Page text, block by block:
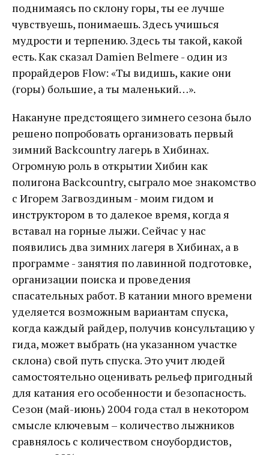
поднимаясь по склону горы, ты ее лучше
чувствуешь, понимаешь. Здесь учишься
мудрости и терпению. Здесь ты такой, какой
есть. Как сказал Damien Belmere - один из
прорайдеров Flow: «Ты видишь, какие они
(горы) большие, а ты маленький…».
Накануне предстоящего зимнего сезона было
решено попробовать организовать первый
зимний Backcountry лагерь в Хибинах.
Огромную роль в открытии Хибин как
полигона Backcountry, сыграло мое знакомство
с Игорем Загвоздиным - моим гидом и
инструктором в то далекое время, когда я
вставал на горные лыжи. Сейчас у нас
появились два зимних лагеря в Хибинах, а в
программе - занятия по лавинной подготовке,
организации поиска и проведения
спасательных работ. В катании много времени
уделяется возможным вариантам спуска,
когда каждый райдер, получив консультацию у
гида, может выбрать (на указанном участке
склона) свой путь спуска. Это учит людей
самостоятельно оценивать рельеф пригодный
для катания его особенности и безопасность.
Сезон (май-июнь) 2004 года стал в некотором
смысле ключевым – количество лыжников
сравнялось с количеством сноубордистов,